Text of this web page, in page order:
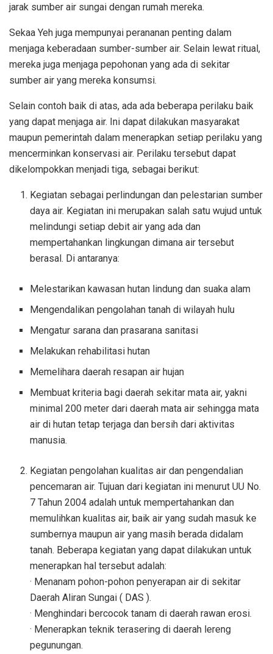
jarak sumber air sungai dengan rumah mereka.
Sekaa Yeh juga mempunyai perananan penting dalam
menjaga keberadaan sumber-sumber air. Selain lewat ritual,
mereka juga menjaga pepohonan yang ada di sekitar
sumber air yang mereka konsumsi.
Selain contoh baik di atas, ada ada beberapa perilaku baik
yang dapat menjaga air. Ini dapat dilakukan masyarakat
maupun pemerintah dalam menerapkan setiap perilaku yang
mencerminkan konservasi air. Perilaku tersebut dapat
dikelompokkan menjadi tiga, sebagai berikut:
Kegiatan sebagai perlindungan dan pelestarian sumber
daya air. Kegiatan ini merupakan salah satu wujud untuk
melindungi setiap debit air yang ada dan
mempertahankan lingkungan dimana air tersebut
berasal. Di antaranya:
Melestarikan kawasan hutan lindung dan suaka alam
Mengendalikan pengolahan tanah di wilayah hulu
Mengatur sarana dan prasarana sanitasi
Melakukan rehabilitasi hutan
Memelihara daerah resapan air hujan
Membuat kriteria bagi daerah sekitar mata air, yakni
minimal 200 meter dari daerah mata air sehingga mata
air di hutan tetap terjaga dan bersih dari aktivitas
manusia.
Kegiatan pengolahan kualitas air dan pengendalian
pencemaran air. Tujuan dari kegiatan ini menurut UU No.
7 Tahun 2004 adalah untuk mempertahankan dan
memulihkan kualitas air, baik air yang sudah masuk ke
sumbernya maupun air yang masih berada didalam
tanah. Beberapa kegiatan yang dapat dilakukan untuk
menerapkan hal tersebut adalah:
· Menanam pohon-pohon penyerapan air di sekitar
Daerah Aliran Sungai ( DAS ).
· Menghindari bercocok tanam di daerah rawan erosi.
· Menerapkan teknik terasering di daerah lereng
pegunungan.